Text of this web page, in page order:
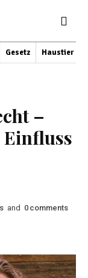
Gesetz Haustier
–
and 0 comments